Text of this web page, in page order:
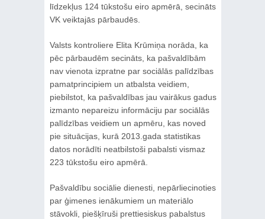
līdzekļus 124 tūkstošu eiro apmērā, secināts
VK veiktajās pārbaudēs.
Valsts kontroliere Elita Krūmiņa norāda, ka
pēc pārbaudēm secināts, ka pašvaldībām
nav vienota izpratne par sociālās palīdzības
pamatprincipiem un atbalsta veidiem,
piebilstot, ka pašvaldības jau vairākus gadus
izmanto nepareizu informāciju par sociālās
palīdzības veidiem un apmēru, kas noved
pie situācijas, kurā 2013.gada statistikas
datos norādīti neatbilstoši pabalsti vismaz
223 tūkstošu eiro apmērā.
Pašvaldību sociālie dienesti, nepārliecinoties
par ģimenes ienākumiem un materiālo
stāvokli, piešķīruši prettiesiskus pabalstus